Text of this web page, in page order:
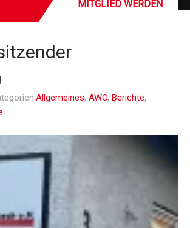
MITGLIED WERDEN
Allgemeines, AWO, Berichte,